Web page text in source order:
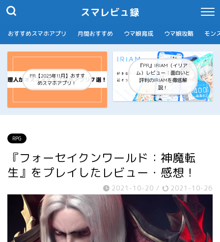
スマレビュ録
おすすめスマホアプリ 月間おすすめ ウマ娘育成 ウマ娘攻略 モン
PR【2025年11月】おすす
めスマホアプリ！
『PR』IRIAM（イリア
ム）レビュー：面白いと
評判のIRIAMを徹底解
説！
RPG
『フォーセイクンワールド：神魔転
生』をプレイしたレビュー・感想！
2021-10-20 / 2021-10-26